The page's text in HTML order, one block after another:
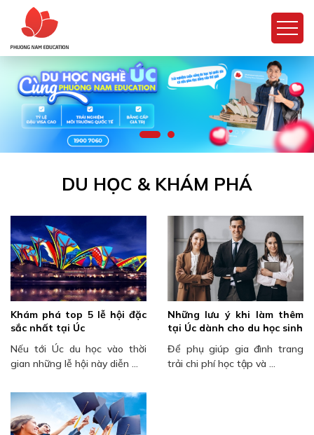
DU HỌC & KHÁM PHÁ
Khám phá top 5 lễ hội đặc
sắc nhất tại Úc
Nếu tới Úc du học vào thời
gian những lễ hội này diễn ...
Những lưu ý khi làm thêm
tại Úc dành cho du học sinh
Để phụ giúp gia đình trang
trải chi phí học tập và ...